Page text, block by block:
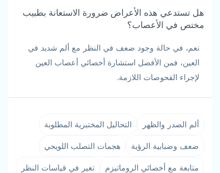
هل تستدعي هذه الأعراض ضرورة الاستعانة بطبيب
مختص في الأعصاب؟
نعم، في حالة وجود ضعف في النظر مع ألم شديد في
العين، فمن الأفضل استشارة أخصائي أعصاب العين
لإجراء الفحوصات اللازمة.
ألم الصدر والظهر التحاليل المختبرية المطلوبة
ضعف وضبابية الرؤية هجمات التصلب اللويحي
متابعة مع أخصائي الروماتيزم تغير في قياسات النظر